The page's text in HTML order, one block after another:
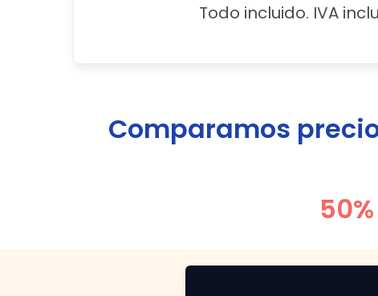
Todo incluido. IVA
Comparamos